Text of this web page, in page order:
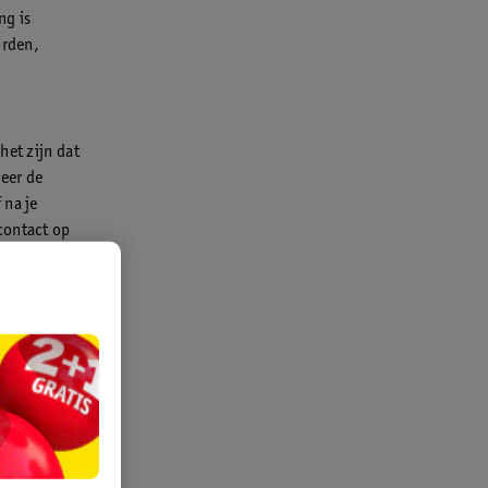
is
zijn dat
de
je
op
is dit het
tijdens